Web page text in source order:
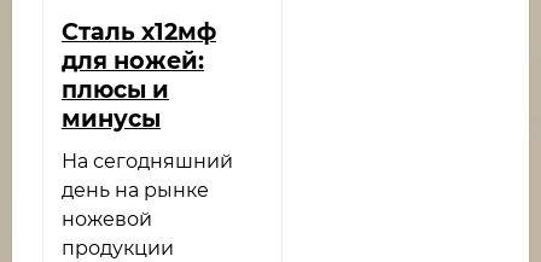
Сталь х12мф
для ножей:
плюсы и
минусы
На сегодняшний
день на рынке
ножевой
продукции